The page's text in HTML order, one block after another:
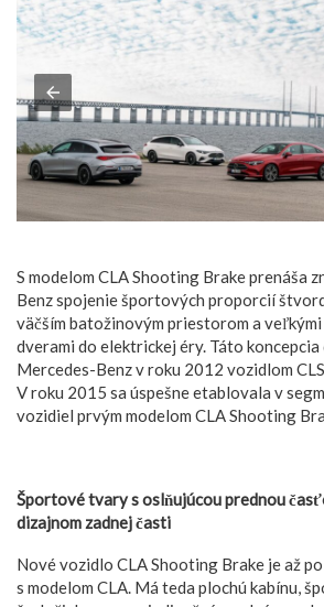
S modelom CLA Shooting Brake prenáša
Benz spojenie športových proporcií
väčším batožinovým priestorom a
dverami do elektrickej éry. Táto
Mercedes-Benz v roku 2012 vozidlom
V roku 2015 sa úspešne etablovala v
vozidiel prvým modelom CLA Shooting
Športové tvary s oslňujúcou prednou
dizajnom zadnej časti
Nové vozidlo CLA Shooting Brake je až
s modelom CLA. Má teda plochú kabínu,